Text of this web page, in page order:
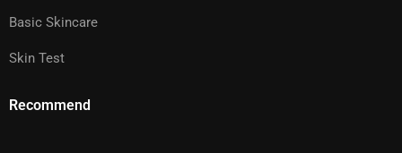
Basic Skincare
Skin Test
Recommend